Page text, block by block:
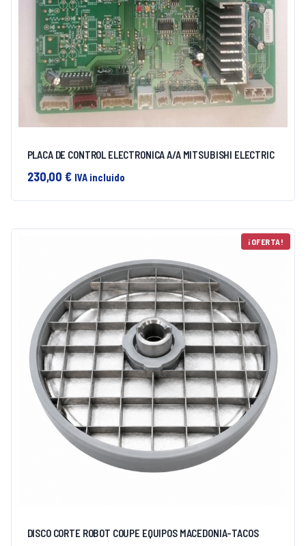
PLACA DE CONTROL ELECTRONICA A/A MITSUBISHI ELECTRIC
230,00 € IVA incluido
¡OFERTA!
DISCO CORTE ROBOT COUPE EQUIPOS MACEDONIA-TACOS